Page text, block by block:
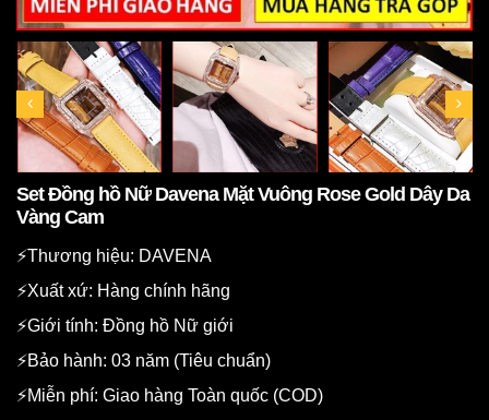
Set Đồng hồ Nữ Davena Mặt Vuông Rose Gold Dây Da
Vàng Cam
⚡️Thương hiệu: DAVENA
⚡️Xuất xứ: Hàng chính hãng
⚡️Giới tính: Đồng hồ Nữ giới
⚡️Bảo hành: 03 năm (Tiêu chuẩn)
⚡️Miễn phí: Giao hàng Toàn quốc (COD)